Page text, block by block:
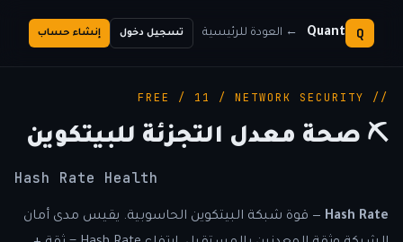
Q
Quant ← العودة للرئيسية تسجيل دخول إنشاء حساب
// FREE / 11 / NETWORK SECURITY
⛏️ صحة معدل التجزئة للبيتكوين
Hash Rate Health
Hash Rate — قوة شبكة البيتكوين الحاسوبية. يقيس مدى أمان